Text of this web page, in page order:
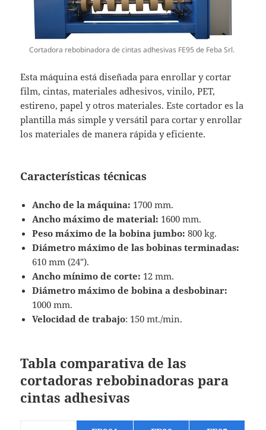
Cortadora rebobinadora de cintas adhesivas FE95 de Feba Srl.
Esta máquina está diseñada para enrollar y cortar
film, cintas, materiales adhesivos, vinilo, PET,
estireno, papel y otros materiales. Este cortador es la
plantilla más simple y versátil para cortar y enrollar
los materiales de manera rápida y eficiente.
Características técnicas
Ancho de la máquina: 1700 mm.
Ancho máximo de material: 1600 mm.
Peso máximo de la bobina jumbo: 800 kg.
Diámetro máximo de las bobinas terminadas:
610 mm (24″).
Ancho mínimo de corte: 12 mm.
Diámetro máximo de bobina a desbobinar:
1000 mm.
Velocidad de trabajo: 150 mt./min.
Tabla comparativa de las
cortadoras rebobinadoras para
cintas adhesivas